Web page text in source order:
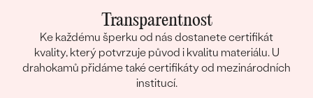
Transparentnost
Ke každému šperku od nás dostanete certifikát
kvality, který potvrzuje původ i kvalitu materiálu. U
drahokamů přidáme také certifikáty od mezinárodních
institucí.